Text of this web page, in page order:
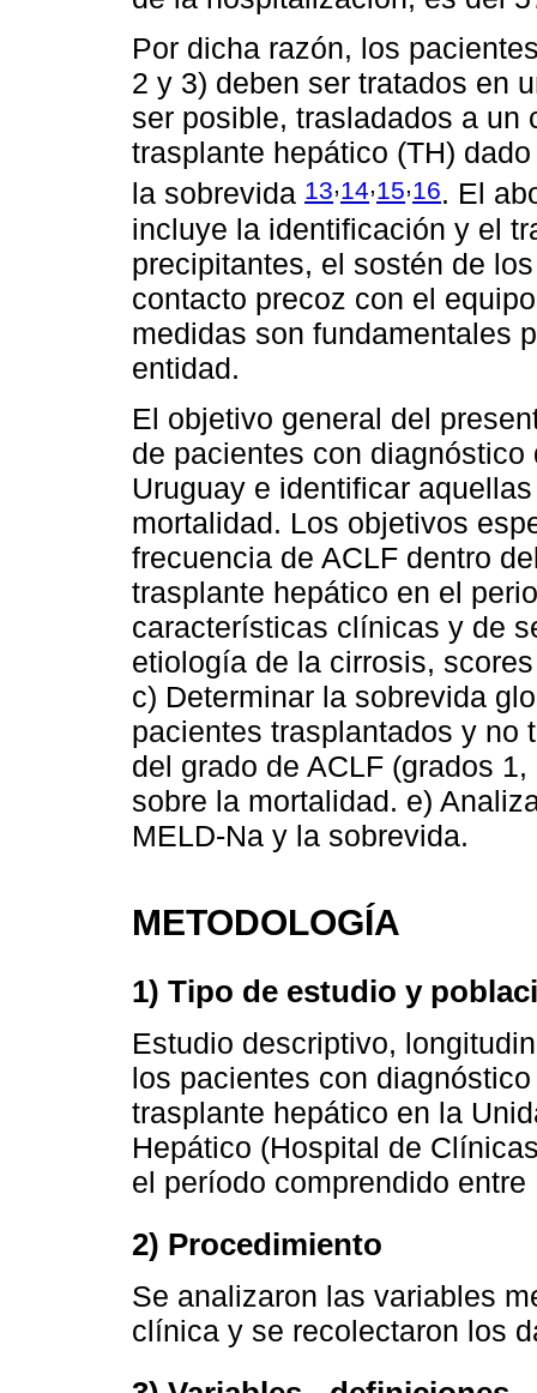
Por dicha razón, los
2 y 3) deben ser tratados en
ser posible, trasladados a un
trasplante hepático (TH)
la sobrevida 13,14,15,16. El
incluye la identificación y el
precipitantes, el sostén de
contacto precoz con el
medidas son fundamentales
entidad.
El objetivo general del
de pacientes con
Uruguay e identificar
mortalidad. Los objetivos
frecuencia de ACLF dentro
trasplante hepático en el
características clínicas y de
etiología de la cirrosis,
c) Determinar la sobrevida
pacientes trasplantados y no
del grado de ACLF (grados
sobre la mortalidad. e)
MELD-Na y la sobrevida.
METODOLOGÍA
1) Tipo de estudio y
Estudio descriptivo,
los pacientes con
trasplante hepático en la
Hepático (Hospital de
el período comprendido
2) Procedimiento
Se analizaron las variables
clínica y se recolectaron los